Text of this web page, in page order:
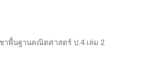
าพื้นฐานคณิตศาสตร์ ป.4 เล่ม 2